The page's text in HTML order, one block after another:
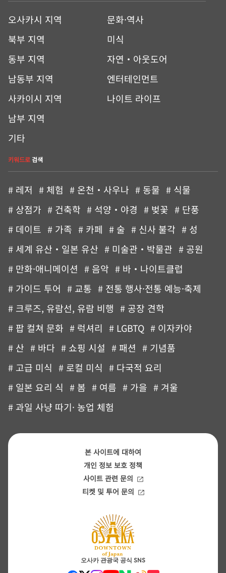
오사카시 지역
북부 지역
동부 지역
남동부 지역
사카이시 지역
남부 지역
기타
문화·역사
미식
자연・아웃도어
엔터테인먼트
나이트 라이프
키워드로검색
# 레저 # 체험 # 온천・사우나 # 동물 # 식물
# 상점가 # 건축학 # 석양・야경 # 벚꽃 # 단풍
# 데이트 # 가족 # 카페 # 술 # 신사 불각 # 성
# 세계 유산・일본 유산 # 미술관・박물관 # 공원
# 만화·애니메이션 # 음악 # 바・나이트클럽
# 가이드 투어 # 교통 # 전통 행사·전통 예능·축제
# 크루즈, 유람선, 유람 비행 # 공장 견학
# 팝 컬쳐 문화 # 럭셔리 # LGBTQ # 이자카야
# 산 # 바다 # 쇼핑 시설 # 패션 # 기념품
# 고급 미식 # 로컬 미식 # 다국적 요리
# 일본 요리 식 # 봄 # 여름 # 가을 # 겨울
# 과일 사냥 따기· 농업 체험
본 사이트에 대하여
개인 정보 보호 정책
사이트 관련 문의
티켓 및 투어 문의
오사카 관광국 공식 SNS